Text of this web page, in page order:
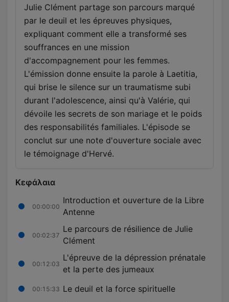
Julie Clément partage son parcours marqué
par le deuil et les épreuves physiques,
expliquant comment elle a transformé ses
souffrances en une mission
d'accompagnement pour les femmes.
L'émission donne ensuite la parole à Laetitia,
qui brise le silence sur un traumatisme subi
durant l'adolescence, ainsi qu'à Valérie, qui
dévoile les secrets de son mariage et le poids
des responsabilités familiales. L'épisode se
conclut sur une note d'ouverture sociale avec
le témoignage d'Hervé.
Κεφάλαια
00:00:00
Introduction et ouverture de la Libre
Antenne
00:02:37
Le parcours de résilience de Julie
Clément
00:12:03
L'épreuve de la dépression prénatale
et la perte des jumeaux
00:15:33 Le deuil et la force spirituelle